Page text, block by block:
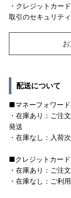
・クレジットカー
取引のセキュリテ
配送について
■マネーフォワード
・在庫あり：ご注
発送
・在庫なし：入荷
■クレジットカー
・在庫あり：ご注
・在庫なし：ご利